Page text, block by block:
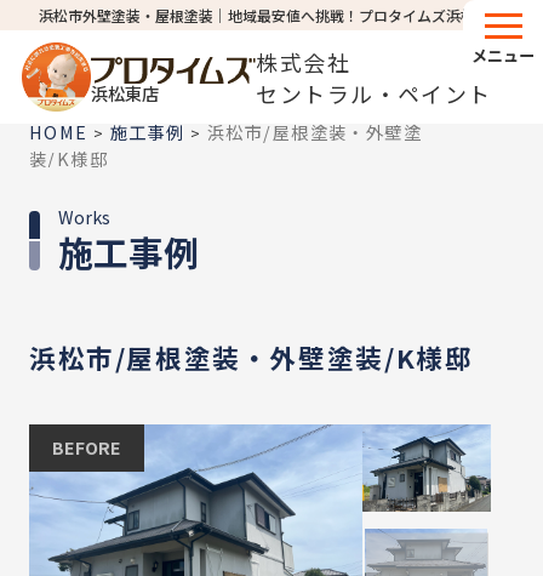
浜松市外壁塗装・屋根塗装│地域最安値へ挑戦！プロタイムズ浜松東店
浜松東店
株式会社
セントラル・ペイント
メニュー
HOME > 施工事例 >浜松市/屋根塗装・外壁塗
装/K様邸
施工事例
Works
浜松市/屋根塗装・外壁塗装/K様邸
BEFORE